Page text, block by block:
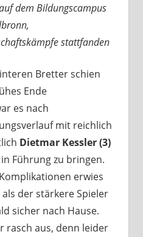
dem Bildungscampus
stattfanden
Bretter schien
Ende
es nach
mit reichlich
Dietmar Kessler (3)
Führung zu bringen.
erwies
der stärkere Spieler
sicher nach Hause.
rasch aus, denn leider